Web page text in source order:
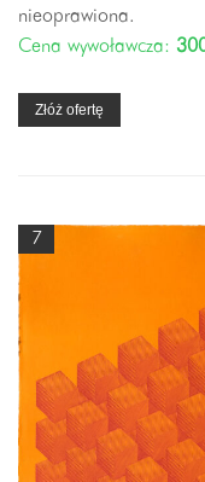
nieoprawiona.
Cena wywoławcza:
Złóż ofertę
7